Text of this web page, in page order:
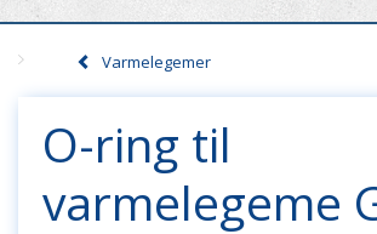
Varmelegemer
O-ring til
varmelegeme